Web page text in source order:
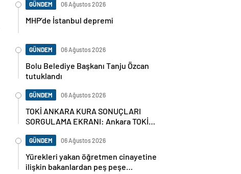
GÜNDEM 06 Ağustos 2026
MHP’de İstanbul depremi
GÜNDEM 06 Ağustos 2026
Bolu Belediye Başkanı Tanju Özcan
tutuklandı
GÜNDEM 06 Ağustos 2026
TOKİ ANKARA KURA SONUÇLARI
SORGULAMA EKRANI: Ankara TOKİ
YEDEK) Ankara kura sonuçları nasıl,
nereden sorgulanır?
GÜNDEM 06 Ağustos 2026
Yürekleri yakan öğretmen cinayetine
ilişkin bakanlardan peş peşe